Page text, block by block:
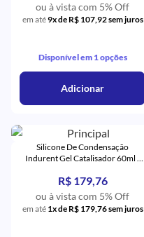
ou à vista com 5% Off
em até9x de R$ 107,92 sem juros
Disponível em 1 opções
Adicionar
Silicone De Condensação
Indurent Gel Catalisador 60ml -
R$ 179,76
ou à vista com 5% Off
em até 1x de R$ 179,76 sem juros